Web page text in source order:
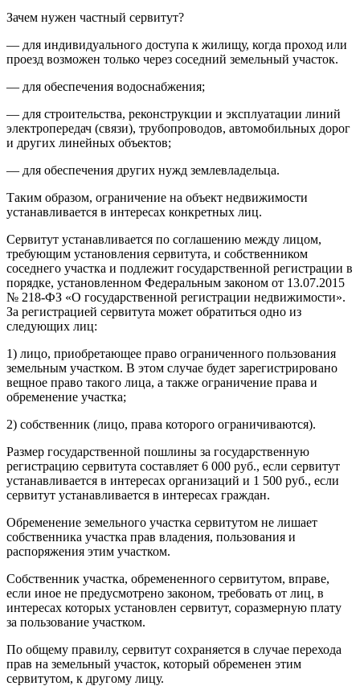
Зачем нужен частный сервитут?
— для индивидуального доступа к жилищу, когда проход или
проезд возможен только через соседний земельный участок.
— для обеспечения водоснабжения;
— для строительства, реконструкции и эксплуатации линий
электропередач (связи), трубопроводов, автомобильных дорог
и других линейных объектов;
— для обеспечения других нужд землевладельца.
Таким образом, ограничение на объект недвижимости
устанавливается в интересах конкретных лиц.
Сервитут устанавливается по соглашению между лицом,
требующим установления сервитута, и собственником
соседнего участка и подлежит государственной регистрации в
порядке, установленном Федеральным законом от 13.07.2015
№ 218-ФЗ «О государственной регистрации недвижимости».
За регистрацией сервитута может обратиться одно из
следующих лиц:
1) лицо, приобретающее право ограниченного пользования
земельным участком. В этом случае будет зарегистрировано
вещное право такого лица, а также ограничение права и
обременение участка;
2) собственник (лицо, права которого ограничиваются).
Размер государственной пошлины за государственную
регистрацию сервитута составляет 6 000 руб., если сервитут
устанавливается в интересах организаций и 1 500 руб., если
сервитут устанавливается в интересах граждан.
Обременение земельного участка сервитутом не лишает
собственника участка прав владения, пользования и
распоряжения этим участком.
Собственник участка, обремененного сервитутом, вправе,
если иное не предусмотрено законом, требовать от лиц, в
интересах которых установлен сервитут, соразмерную плату
за пользование участком.
По общему правилу, сервитут сохраняется в случае перехода
прав на земельный участок, который обременен этим
сервитутом, к другому лицу.